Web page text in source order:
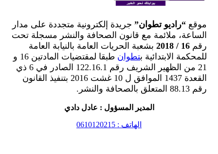
موقع“راديو تطوان” جريدة إلكترونية متجددة على مدار
الساعة، ملائمة مع قانون الصحافة والنشر مسجلة تحت
رقم16 / 2018
بشعبة الحريات العامة بالنيابة العامة
للمحكمة الابتدائية بتطوان
طبقا لمقتضيات المادتين 16 و
21 من الظهير الشريف رقم 122.16.1 الصادر في 6 ذي
القعدة 1437 الموافق ل 10 غشت 2016 بتنفيذ القانون
رقم 88.13 المتعلق بالصحافة والنشر.
المدير المسؤول : عادل دادي
الهاتف : 0610120215